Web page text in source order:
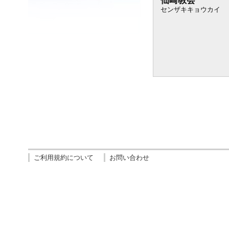
センザキキョウカイ
ご利用規約について お問い合わせ